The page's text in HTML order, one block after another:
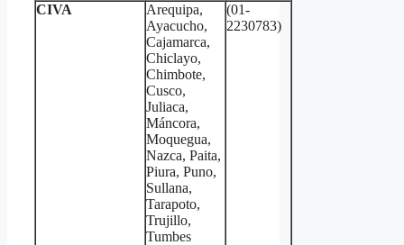
CIVA
Arequipa,
Ayacucho,
Cajamarca,
Chiclayo,
Chimbote,
Cusco,
Juliaca,
Máncora,
Moquegua,
Nazca, Paita,
Piura, Puno,
Sullana,
Tarapoto,
Trujillo,
Tumbes
(01-
2230783)